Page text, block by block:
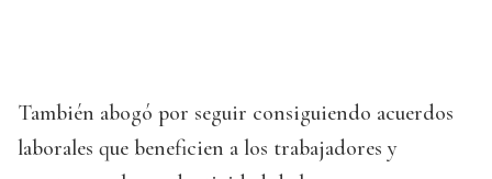
También abogó por seguir consiguiendo acuerdos
laborales que beneficien a los trabajadores y